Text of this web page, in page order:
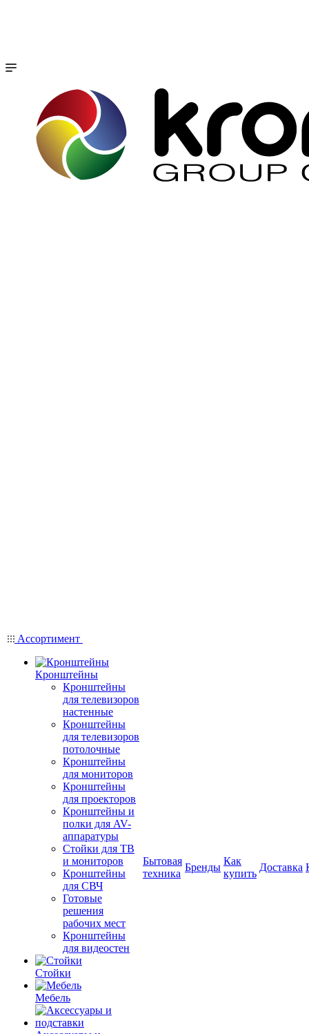
Ассортимент
Кронштейны
Кронштейны
для телевизоров
настенные
Кронштейны
для телевизоров
потолочные
Кронштейны
для мониторов
Кронштейны
для проекторов
Кронштейны и
полки для AV-
аппаратуры
Стойки для ТВ
и мониторов
Кронштейны
для СВЧ
Готовые
решения
рабочих мест
Кронштейны
для видеостен
Стойки
Мебель
Бытовая
техника
Бренды
Как
купить
Доставка